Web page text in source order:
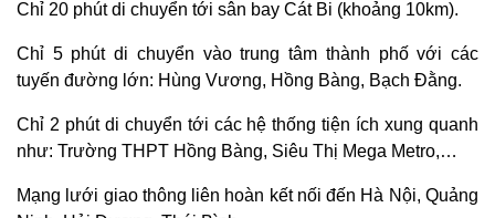
Chỉ 20 phút di chuyển tới sân bay Cát Bi (khoảng 10km).
Chỉ 5 phút di chuyển vào trung tâm thành phố với các
tuyến đường lớn: Hùng Vương, Hồng Bàng, Bạch Đằng.
Chỉ 2 phút di chuyển tới các hệ thống tiện ích xung quanh
như: Trường THPT Hồng Bàng, Siêu Thị Mega Metro,…
Mạng lưới giao thông liên hoàn kết nối đến Hà Nội, Quảng